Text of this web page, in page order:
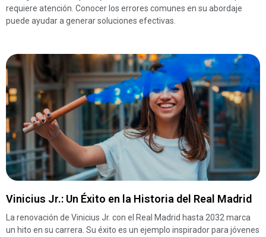
requiere atención. Conocer los errores comunes en su abordaje
puede ayudar a generar soluciones efectivas.
Vinicius Jr.: Un Éxito en la Historia del Real Madrid
La renovación de Vinicius Jr. con el Real Madrid hasta 2032 marca
un hito en su carrera. Su éxito es un ejemplo inspirador para jóvenes